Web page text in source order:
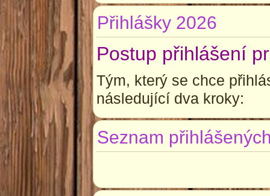
Přihlášky 2026
Postup přihlášení
Tým, který se chce
následující dva kroky:
Seznam